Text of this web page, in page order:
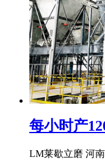
每小时产
LM莱歇立磨 河